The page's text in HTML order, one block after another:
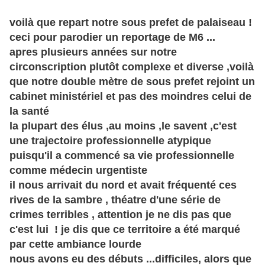
voilà que repart notre sous prefet de palaiseau !
ceci pour parodier un reportage de M6 ...
apres plusieurs années sur notre
circonscription plutôt complexe et diverse ,voilà
que notre double mètre de sous prefet rejoint un
cabinet ministériel et pas des moindres celui de
la santé
la plupart des élus ,au moins ,le savent ,c'est
une trajectoire professionnelle atypique
puisqu'il a commencé sa vie professionnelle
comme médecin urgentiste
il nous arrivait du nord et avait fréquenté ces
rives de la sambre , théatre d'une série de
crimes terribles , attention je ne dis pas que
c'est lui ! je dis que ce territoire a été marqué
par cette ambiance lourde
nous avons eu des débuts ...difficiles, alors que